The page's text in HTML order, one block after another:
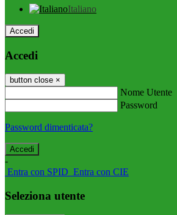
Italiano
Accedi
Accedi
button close ×
Nome Utente
Password
Password dimenticata?
-
Entra con SPID Entra con CIE
Seleziona utente